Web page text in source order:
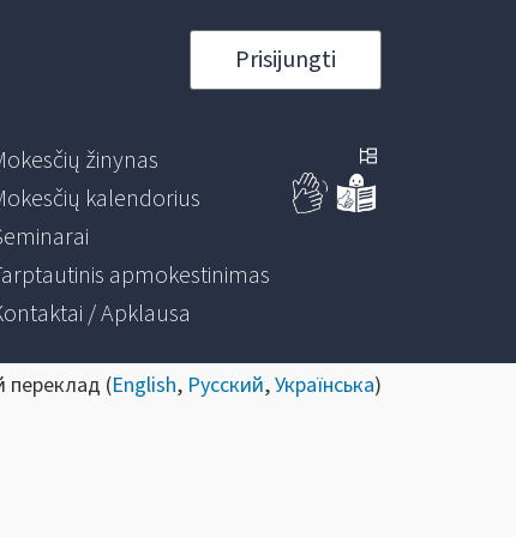
Prisijungti
žinynas
kalendorius
apmokestinimas
/ Apklausa
переклад (English, Русский,Українська)